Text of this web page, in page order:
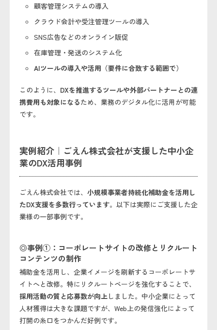
顧客管理システムの導入
クラウド会計や受注管理ツールの導入
SNS広告などのオンライン販促
在庫管理・発送のシステム化
AIツールの導入や活用（要件に合致する範囲で）
このように、 DXを推進するツールや外部パートナーとの連
携費用も対象になるため、業務のデジタル化に活用が可能
です。
実例紹介｜ごえん株式会社が支援した中小企
業のDX活用事例
ごえん株式会社では、 小規模事業者持続化補助金を活用し
たDX支援を多数行っています。以下は実際にご支援した企
業様の一部事例です。
◎事例①：コーポレートサイトの改修とリクルート
コンテンツの制作
補助金を活用し、企業イメージを刷新するコーポレートサ
イトへと改修。特にリクルートページを強化することで、
採用活動の質と応募数が向上しました。中小企業にとって
人材獲得は大きな課題ですが、Web上の発信強化によって
打開の糸口をつかんだ好例です。